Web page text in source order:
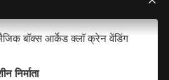
बॉक्स आर्केड क्लॉ क्रेन वेंडिंग
निर्माता